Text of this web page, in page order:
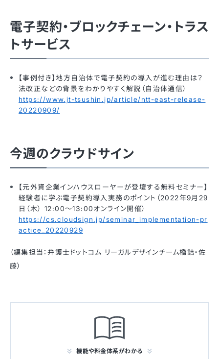
電子契約・ブロックチェーン・トラス
トサービス
【事例付き】地方自治体で電子契約の導入が進む理由は？
法改正などの背景をわかりやすく解説（自治体通信）
https://www.jt-tsushin.jp/article/ntt-east-release-
20220909/
今週のクラウドサイン
【元外資企業インハウスローヤーが登壇する無料セミナー】
経験者に学ぶ電子契約導入実務のポイント（2022年9月29
日（木） 12:00〜13:00オンライン開催）
https://cs.cloudsign.jp/seminar_implementation-pr
actice_20220929
（編集担当：弁護士ドットコム リーガルデザインチーム橋詰・佐
藤）
機能や料金体系がわかる